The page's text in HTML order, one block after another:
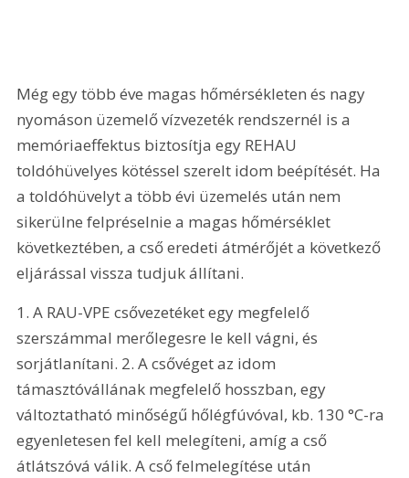
Még egy több éve magas hőmérsékleten és nagy
nyomáson üzemelő vízvezeték rendszernél is a
memóriaeffektus biztosítja egy REHAU
toldóhüvelyes kötéssel szerelt idom beépítését. Ha
a toldóhüvelyt a több évi üzemelés után nem
sikerülne felpréselnie a magas hőmérséklet
következtében, a cső eredeti átmérőjét a következő
eljárással vissza tudjuk állítani.
1. A RAU-VPE csővezetéket egy megfelelő
szerszámmal merőlegesre le kell vágni, és
sorjátlanítani. 2. A csővéget az idom
támasztóvállának megfelelő hosszban, egy
változtatható minőségű hőlégfúvóval, kb. 130 °C-ra
egyenletesen fel kell melegíteni, amíg a cső
átlátszóvá válik. A cső felmelegítése után